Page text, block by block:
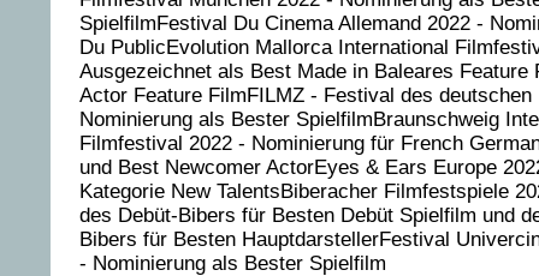
SpielfilmFestival Du Cinema Allemand 2022 -
Du PublicEvolution Mallorca International
Ausgezeichnet als Best Made in Baleares Feature
Actor Feature FilmFILMZ - Festival des deutschen
Nominierung als Bester SpielfilmBraunschweig
Filmfestival 2022 - Nominierung für French
und Best Newcomer ActorEyes & Ears Europe
Kategorie New TalentsBiberacher Filmfestspiele
des Debüt-Bibers für Besten Debüt Spielfilm und
Bibers für Besten HauptdarstellerFestival
- Nominierung als Bester Spielfilm